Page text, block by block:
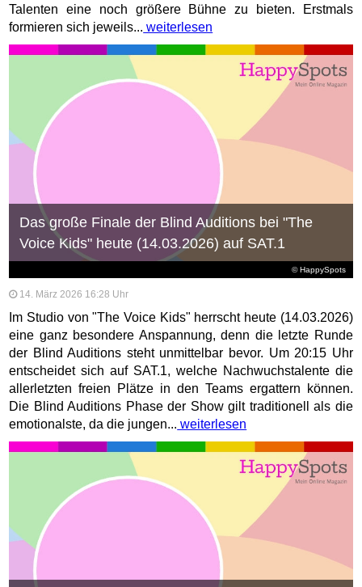
Talenten eine noch größere Bühne zu bieten. Erstmals
formieren sich jeweils... weiterlesen
© HappySpots
Das große Finale der Blind Auditions bei "The
Voice Kids" heute (14.03.2026) auf SAT.1
14. März 2026 16:28 Uhr
Im Studio von "The Voice Kids" herrscht heute (14.03.2026)
eine ganz besondere Anspannung, denn die letzte Runde
der Blind Auditions steht unmittelbar bevor. Um 20:15 Uhr
entscheidet sich auf SAT.1, welche Nachwuchstalente die
allerletzten freien Plätze in den Teams ergattern können.
Die Blind Auditions Phase der Show gilt traditionell als die
emotionalste, da die jungen... weiterlesen